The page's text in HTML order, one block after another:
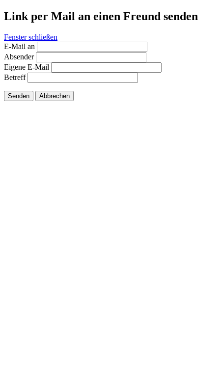
Link per Mail an einen Freund senden
Fenster schließen
E-Mail an
Absender
Eigene E-Mail
Betreff
Senden Abbrechen